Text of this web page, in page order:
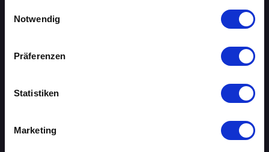
Notwendig
Präferenzen
Statistiken
Marketing
Speed-Dating Events
BERLIN